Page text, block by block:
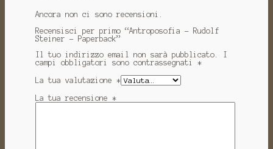
Ancora non ci sono recensioni.
Recensisci per primo “Antroposofia - Rudolf
Steiner - Paperback”
Il tuo indirizzo email non sarà pubblicato.
campi obbligatori sono contrassegnati *
La tua valutazione *
La tua recensione *